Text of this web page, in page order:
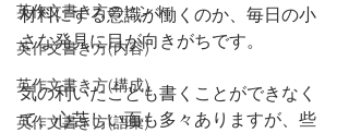
英作文書き方のヒント
英作文書き方(内容)
英作文書き方(構成)
英作文書き方(語彙)
材料にする意識が働くのか、毎日の小
さな発見に目が向きがちです。
気の利いたことも書くことができなく
て、心苦しい面も多々ありますが、些